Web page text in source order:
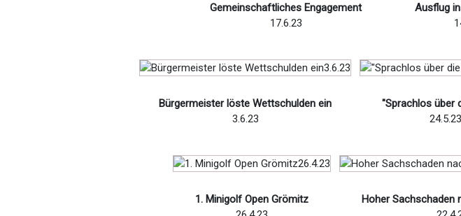
Gemeinschaftliches Engagement
17.6.23
Ausflug
Bürgermeister löste Wettschulden ein
3.6.23
"Sprachlos über
24.5.23
1. Minigolf Open Grömitz
Hoher Sachschaden